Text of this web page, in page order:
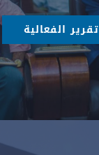
تقرير الفعالية